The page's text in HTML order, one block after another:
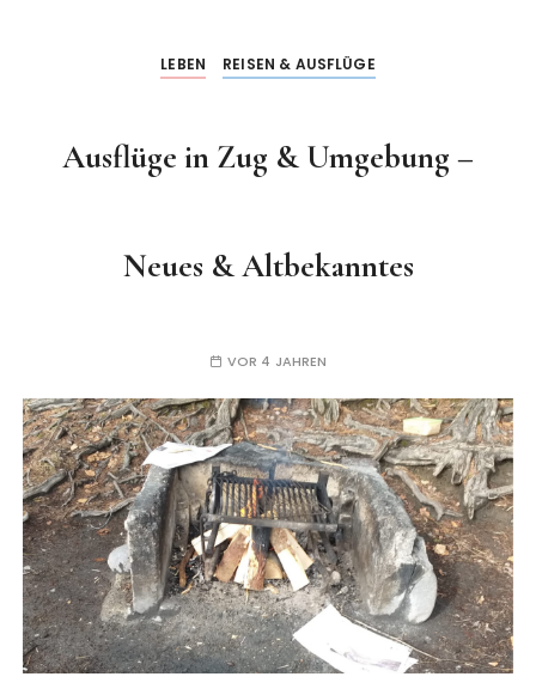
LEBEN REISEN & AUSFLÜGE
Ausflüge in Zug & Umgebung –
Neues & Altbekanntes
VOR 4 JAHREN